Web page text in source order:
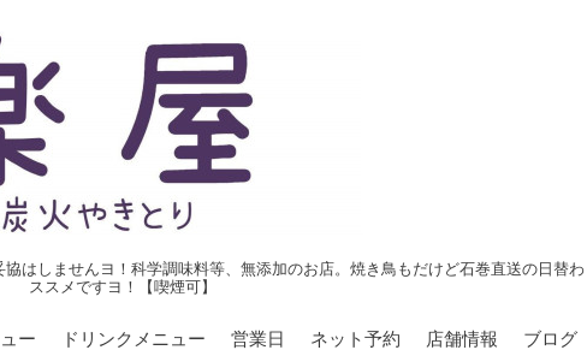
はしませんヨ！科学調味料等、無添加のお店。焼き鳥もだけど石巻直送の日替
ススメですヨ！【喫煙可】
ー ドリンクメニュー 営業日 ネット予約 店舗情報 ブログ